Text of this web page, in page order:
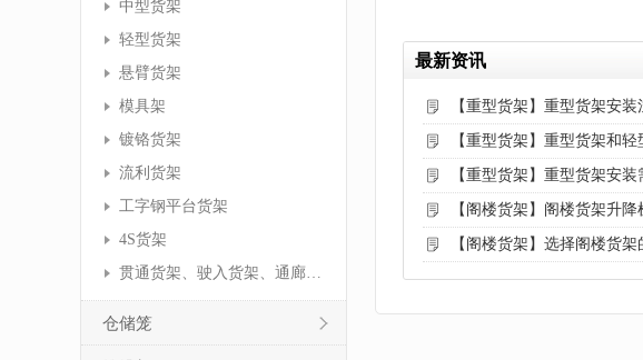
中型货架
轻型货架
悬臂货架
模具架
镀铬货架
流利货架
工字钢平台货架
4S货架
贯通货架、驶入货架、通廊货架
仓储笼
最新资讯
【重型货架】重型货架安装
【重型货架】重型货架和
【重型货架】重型货架安
【阁楼货架】阁楼货架升
【阁楼货架】选择阁楼货架